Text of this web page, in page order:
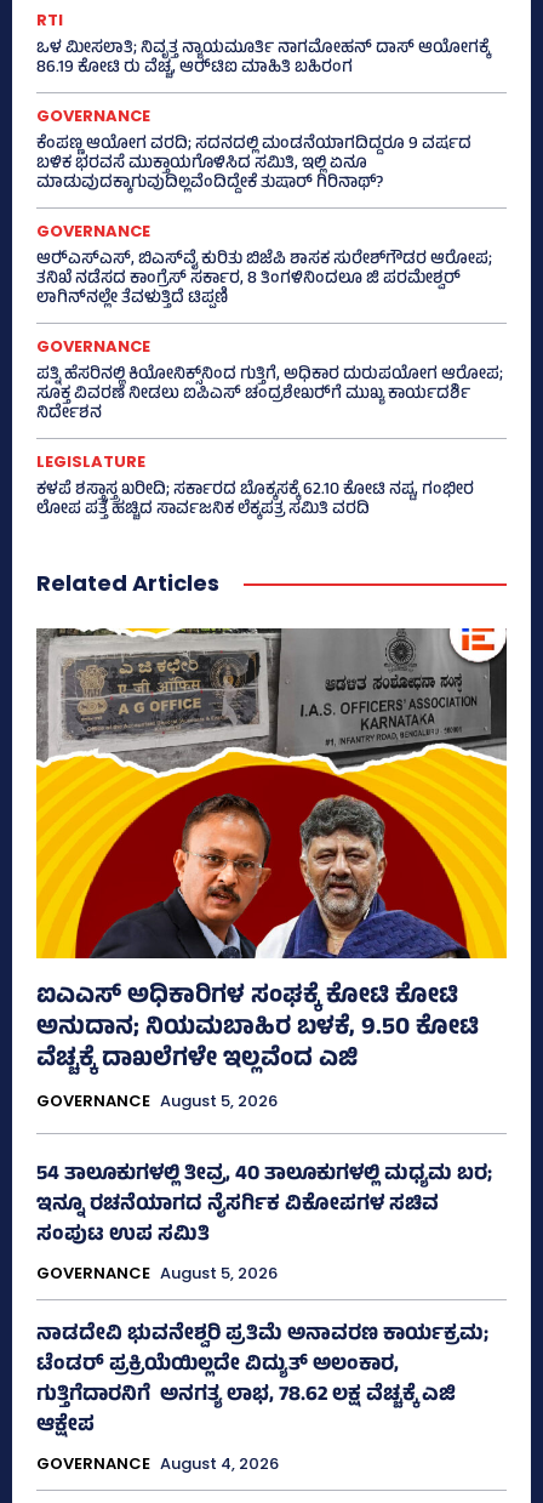
RTI
ಒಳ ಮೀಸಲಾತಿ; ನಿವೃತ್ತ ನ್ಯಾಯಮೂರ್ತಿ ನಾಗಮೋಹನ್ ದಾಸ್ ಆಯೋಗಕ್ಕೆ
86.19 ಕೋಟಿ ರು ವೆಚ್ಚ, ಆರ್‍‌ಟಿಐ ಮಾಹಿತಿ ಬಹಿರಂಗ
GOVERNANCE
ಕೆಂಪಣ್ಣ ಆಯೋಗ ವರದಿ; ಸದನದಲ್ಲಿ ಮಂಡನೆಯಾಗದಿದ್ದರೂ 9 ವರ್ಷದ
ಬಳಿಕ ಭರವಸೆ ಮುಕ್ತಾಯಗೊಳಿಸಿದ ಸಮಿತಿ, ಇಲ್ಲಿ ಏನೂ
ಮಾಡುವುದಕ್ಕಾಗುವುದಿಲ್ಲವೆಂದಿದ್ದೇಕೆ ತುಷಾರ್ ಗಿರಿನಾಥ್?
GOVERNANCE
ಆರ್‍‌ಎಸ್‌ಎಸ್‌, ಬಿಎಸ್‌ವೈ ಕುರಿತು ಬಿಜೆಪಿ ಶಾಸಕ ಸುರೇಶ್‌ಗೌಡರ ಆರೋಪ;
ತನಿಖೆ ನಡೆಸದ ಕಾಂಗ್ರೆಸ್‌ ಸರ್ಕಾರ, 8 ತಿಂಗಳಿನಿಂದಲೂ ಜಿ ಪರಮೇಶ್ವರ್
ಲಾಗಿನ್‌ನಲ್ಲೇ ತೆವಳುತ್ತಿದೆ ಟಿಪ್ಪಣಿ
GOVERNANCE
ಪತ್ನಿ ಹೆಸರಿನಲ್ಲಿ ಕಿಯೋನಿಕ್ಸ್‌ನಿಂದ ಗುತ್ತಿಗೆ, ಅಧಿಕಾರ ದುರುಪಯೋಗ ಆರೋಪ;
ಸೂಕ್ತ ವಿವರಣೆ ನೀಡಲು ಐಪಿಎಸ್‌ ಚಂದ್ರಶೇಖರ್‍‌ಗೆ ಮುಖ್ಯ ಕಾರ್ಯದರ್ಶಿ
ನಿರ್ದೇಶನ
LEGISLATURE
ಕಳಪೆ ಶಸ್ತ್ರಾಸ್ತ್ರ ಖರೀದಿ; ಸರ್ಕಾರದ ಬೊಕ್ಕಸಕ್ಕೆ 62.10 ಕೋಟಿ ನಷ್ಟ, ಗಂಭೀರ
ಲೋಪ ಪತ್ತೆ ಹಚ್ಚಿದ ಸಾರ್ವಜನಿಕ ಲೆಕ್ಕಪತ್ರ ಸಮಿತಿ ವರದಿ
Related Articles
ಐಎಎಸ್‌ ಅಧಿಕಾರಿಗಳ ಸಂಘಕ್ಕೆ ಕೋಟಿ ಕೋಟಿ
ಅನುದಾನ; ನಿಯಮಬಾಹಿರ ಬಳಕೆ, 9.50 ಕೋಟಿ
ವೆಚ್ಚಕ್ಕೆ ದಾಖಲೆಗಳೇ ಇಲ್ಲವೆಂದ ಎಜಿ
GOVERNANCE August 5, 2026
54 ತಾಲೂಕುಗಳಲ್ಲಿ ತೀವ್ರ, 40 ತಾಲೂಕುಗಳಲ್ಲಿ ಮಧ್ಯಮ ಬರ;
ಇನ್ನೂ ರಚನೆಯಾಗದ ನೈಸರ್ಗಿಕ ವಿಕೋಪಗಳ ಸಚಿವ
ಸಂಪುಟ ಉಪ ಸಮಿತಿ
GOVERNANCE August 5, 2026
ನಾಡದೇವಿ ಭುವನೇಶ್ವರಿ ಪ್ರತಿಮೆ ಅನಾವರಣ ಕಾರ್ಯಕ್ರಮ;
ಟೆಂಡರ್ ಪ್ರಕ್ರಿಯೆಯಿಲ್ಲದೇ ವಿದ್ಯುತ್‌ ಅಲಂಕಾರ,
ಗುತ್ತಿಗೆದಾರನಿಗೆ ಅನಗತ್ಯ ಲಾಭ, 78.62 ಲಕ್ಷ ವೆಚ್ಚಕ್ಕೆ ಎಜಿ
ಆಕ್ಷೇಪ
GOVERNANCE August 4, 2026